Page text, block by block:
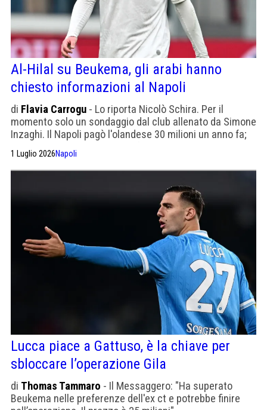
Al-Hilal su Beukema, gli arabi hanno
chiesto informazioni al Napoli
di Flavia Carrogu - Lo riporta Nicolò Schira. Per il
momento solo un sondaggio dal club allenato da Simone
Inzaghi. Il Napoli pagò l'olandese 30 milioni un anno fa;
1 Luglio 2026Napoli
Lucca piace a Gattuso, è la chiave per
sbloccare l’operazione Gila
di Thomas Tammaro - Il Messaggero: "Ha superato
Beukema nelle preferenze dell'ex ct e potrebbe finire